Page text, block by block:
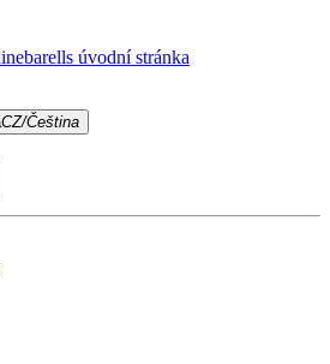
úvodní stránka
CZ/Čeština